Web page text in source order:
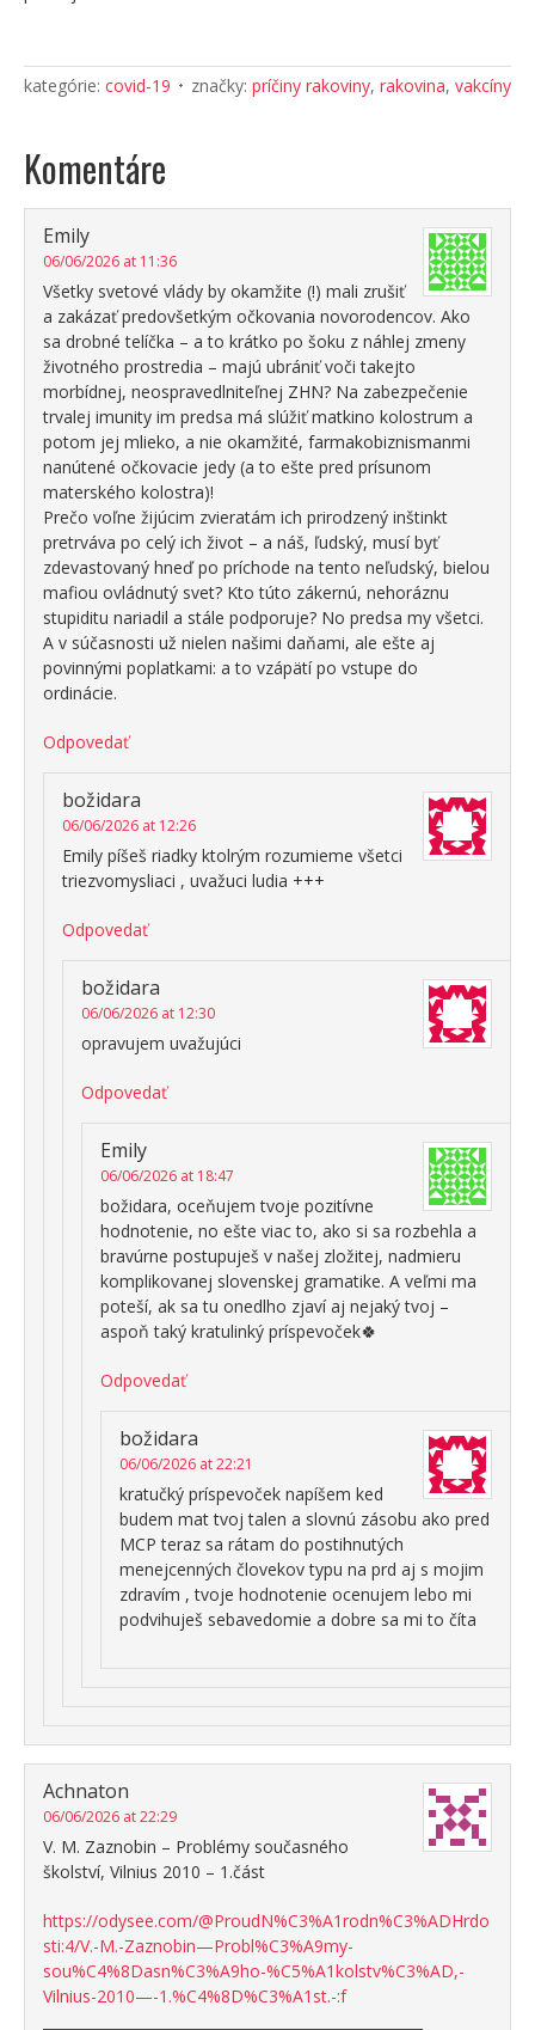
kategórie: covid-19 značky: príčiny rakoviny, rakovina, vakcíny
Komentáre
Emily
06/06/2026 at 11:36
Všetky svetové vlády by okamžite (!) mali zrušiť
a zakázať predovšetkým očkovania novorodencov. Ako
sa drobné telíčka – a to krátko po šoku z náhlej zmeny
životného prostredia – majú ubrániť voči takejto
morbídnej, neospravedlniteľnej ZHN? Na zabezpečenie
trvalej imunity im predsa má slúžiť matkino kolostrum a
potom jej mlieko, a nie okamžité, farmakobiznismanmi
nanútené očkovacie jedy (a to ešte pred prísunom
materského kolostra)!
Prečo voľne žijúcim zvieratám ich prirodzený inštinkt
pretrváva po celý ich život – a náš, ľudský, musí byť
zdevastovaný hneď po príchode na tento neľudský, bielou
mafiou ovládnutý svet? Kto túto zákernú, nehoráznu
stupiditu nariadil a stále podporuje? No predsa my všetci.
A v súčasnosti už nielen našimi daňami, ale ešte aj
povinnými poplatkami: a to vzápätí po vstupe do
ordinácie.
Odpovedať
božidara
06/06/2026 at 12:26
Emily píšeš riadky ktolrým rozumieme všetci
triezvomysliaci , uvažuci ludia +++
Odpovedať
božidara
06/06/2026 at 12:30
opravujem uvažujúci
Odpovedať
Emily
06/06/2026 at 18:47
božidara, oceňujem tvoje pozitívne
hodnotenie, no ešte viac to, ako si sa rozbehla a
bravúrne postupuješ v našej zložitej, nadmieru
komplikovanej slovenskej gramatike. A veľmi ma
poteší, ak sa tu onedlho zjaví aj nejaký tvoj –
aspoň taký kratulinký príspevoček🍀
Odpovedať
božidara
06/06/2026 at 22:21
kratučký príspevoček napíšem ked
budem mat tvoj talen a slovnú zásobu ako pred
MCP teraz sa rátam do postihnutých
menejcenných človekov typu na prd aj s mojim
zdravím , tvoje hodnotenie ocenujem lebo mi
podvihuješ sebavedomie a dobre sa mi to číta
Achnaton
06/06/2026 at 22:29
V. M. Zaznobin – Problémy současného
školství, Vilnius 2010 – 1.část
https://odysee.com/@ProudN%C3%A1rodn%C3%ADHrdo
sti:4/V.-M.-Zaznobin—Probl%C3%A9my-
sou%C4%8Dasn%C3%A9ho-%C5%A1kolstv%C3%AD,-
Vilnius-2010—-1.%C4%8D%C3%A1st.-:f